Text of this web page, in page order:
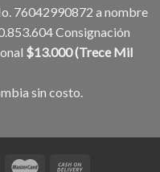
76042990872 a nombre
Consignación
$13.000 (Trece Mil
sin costo.